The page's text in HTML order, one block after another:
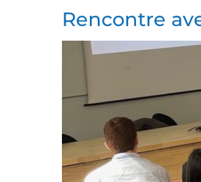
Rencontre